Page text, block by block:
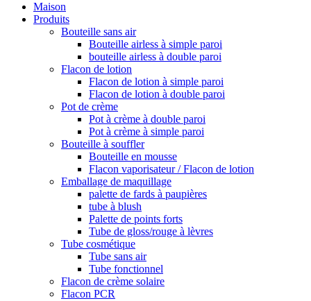
Maison
Produits
Bouteille sans air
Bouteille airless à simple paroi
bouteille airless à double paroi
Flacon de lotion
Flacon de lotion à simple paroi
Flacon de lotion à double paroi
Pot de crème
Pot à crème à double paroi
Pot à crème à simple paroi
Bouteille à souffler
Bouteille en mousse
Flacon vaporisateur / Flacon de lotion
Emballage de maquillage
palette de fards à paupières
tube à blush
Palette de points forts
Tube de gloss/rouge à lèvres
Tube cosmétique
Tube sans air
Tube fonctionnel
Flacon de crème solaire
Flacon PCR